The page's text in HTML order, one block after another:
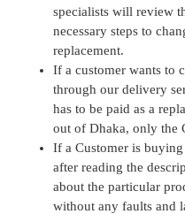
specialists will review
necessary steps to
replacement.
If a customer wants to
through our delivery
has to be paid as a
out of Dhaka, only the
If a Customer is
after reading the
about the particular
without any faults and